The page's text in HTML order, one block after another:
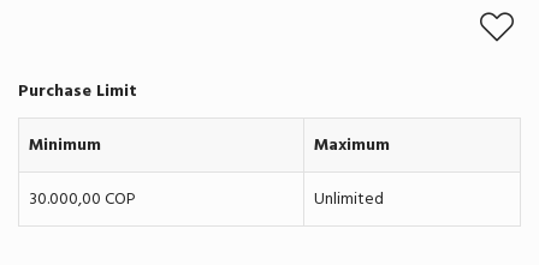
Purchase Limit
Minimum
Maximum
30.000,00 COP
Unlimited